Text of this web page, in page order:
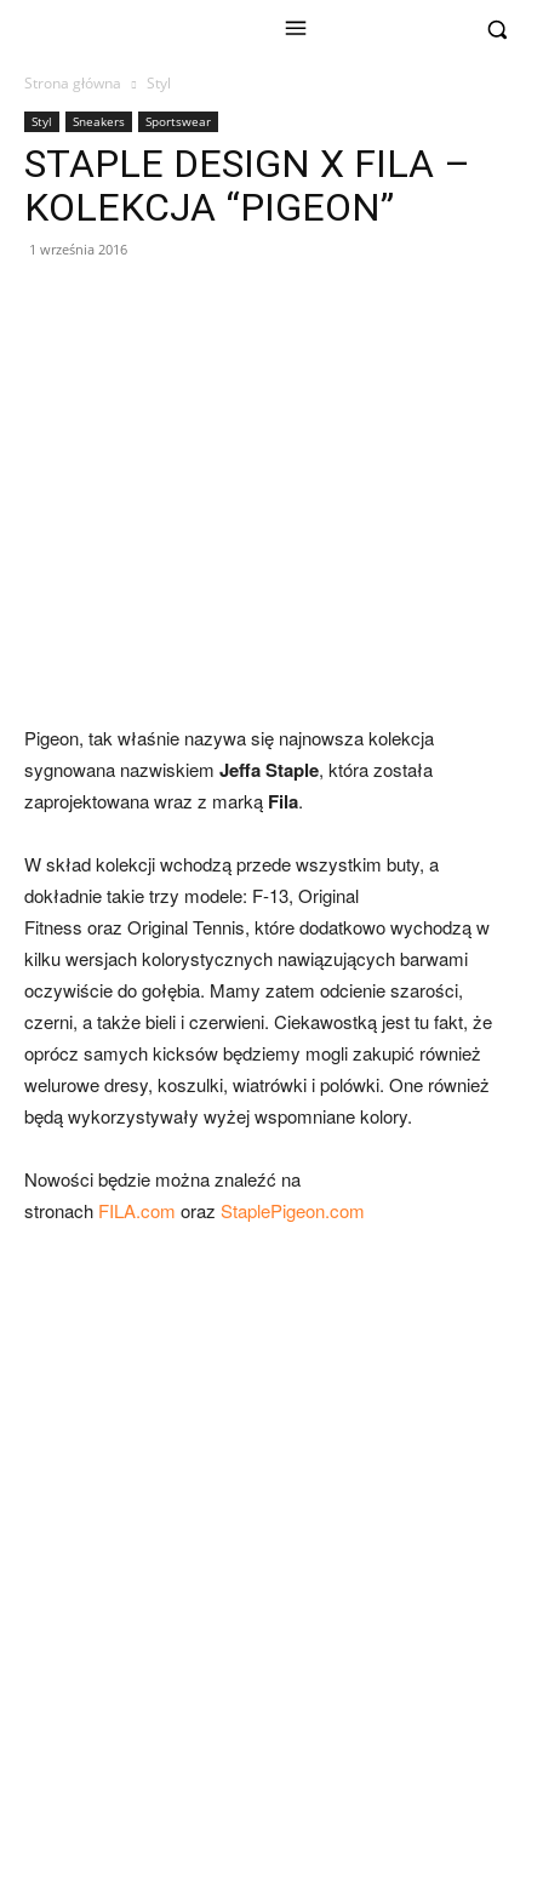
Strona główna Styl
Styl Sneakers Sportswear
STAPLE DESIGN X FILA –
KOLEKCJA “PIGEON”
1 września 2016
Pigeon, tak właśnie nazywa się najnowsza kolekcja
sygnowana nazwiskiem Jeffa Staple, która została
zaprojektowana wraz z marką Fila.
W skład kolekcji wchodzą przede wszystkim buty, a
dokładnie takie trzy modele: F-13, Original
Fitness oraz Original Tennis, które dodatkowo wychodzą w
kilku wersjach kolorystycznych nawiązujących barwami
oczywiście do gołębia. Mamy zatem odcienie szarości,
czerni, a także bieli i czerwieni. Ciekawostką jest tu fakt, że
oprócz samych kicksów będziemy mogli zakupić również
welurowe dresy, koszulki, wiatrówki i polówki. One również
będą wykorzystywały wyżej wspomniane kolory.
Nowości będzie można znaleźć na
stronach FILA.com oraz StaplePigeon.com